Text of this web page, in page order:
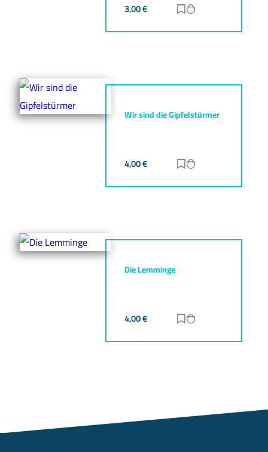
3,00€ Zur Merkliste
Wir sind die Gipfelstürmer
4,00€ Zur Merkliste
Die Lemminge
4,00€ Zur Merkliste